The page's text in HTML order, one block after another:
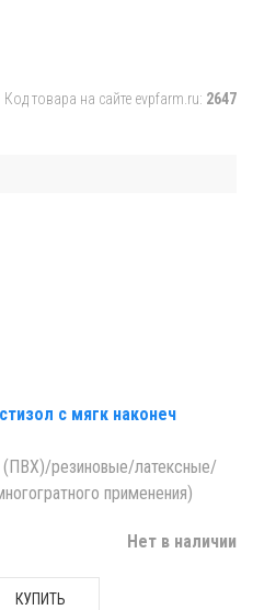
Код товара на сайте evpfarm.ru: 2647
с мягк наконеч
резиновые/латексные/
применения)
Нет в наличии
КУПИТЬ